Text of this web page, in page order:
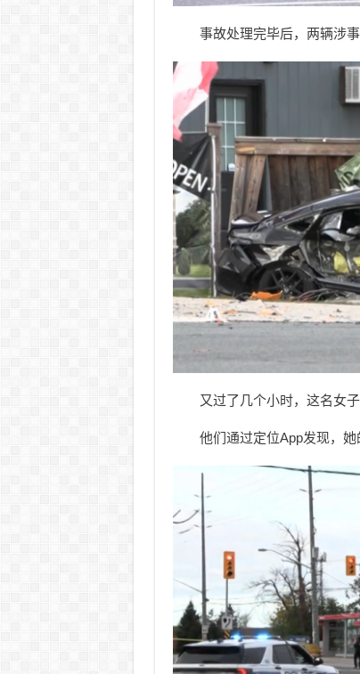
事故处理完毕后，两辆涉
又过了几个小时，这名女
他们通过定位App发现，